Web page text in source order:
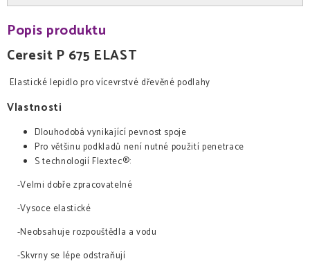
Popis produktu
Ceresit P 675 ELAST
Elastické lepidlo pro vícevrstvé dřevěné podlahy
Vlastnosti
Dlouhodobá vynikající pevnost spoje
Pro většinu podkladů není nutné použití penetrace
S technologií Flextec®:
-Velmi dobře zpracovatelné
-Vysoce elastické
-Neobsahuje rozpouštědla a vodu
-Skvrny se lépe odstraňují